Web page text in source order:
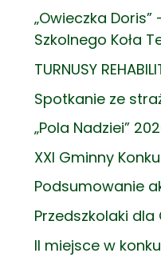
„Owieczka
Szkolnego Koła
TURNUSY
Spotkanie ze
„Pola Nadziei”
XXI Gminny
Podsumowanie
Przedszkolaki dla
II miejsce w